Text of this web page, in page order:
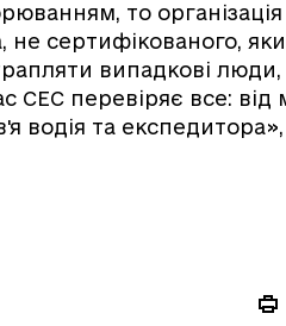
то
не сертифікованого,
випадкові люди,
СЕС перевіряє все:
водія та